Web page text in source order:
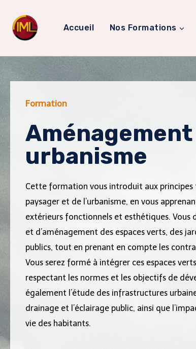
Accueil Nos Formations
Formation
urbanisme
Cette formation vous introduit aux principes
paysager et de l’urbanisme, en vous
extérieurs fonctionnels et esthétiques. Vous
et d’aménagement des espaces verts, des
publics, tout en prenant en compte les
Vous serez formé à intégrer ces espaces
respectant les normes et les objectifs de
également l’étude des infrastructures
drainage et l’éclairage public, ainsi que
vie des habitants.